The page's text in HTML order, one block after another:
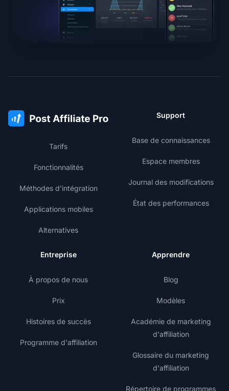
Tarifs
Fonctionnalités
Méthodes d'intégration
Applications mobiles
Alternatives
Support
Base de connaissances
Espace membres
Journal des modifications
État des performances
Entreprise
À propos de nous
Prix
Histoires de succès
Programme d'affiliation
Apprendre
Blog
Modèles
Académie de marketing
d'affiliation
Glossaire du marketing
d'affiliation
Répertoire de programmes